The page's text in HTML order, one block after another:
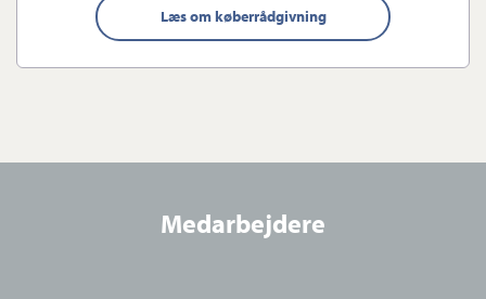
bolig, så du kan bevare roen og nyde købet af en ny bolig.
så du kan komme i kontakt med os, når det passer dig.
Vi vil glæde os til at hilse på dig, uanset om du blot ønsker en
Læs om køberrådgivning
Medarbejdere